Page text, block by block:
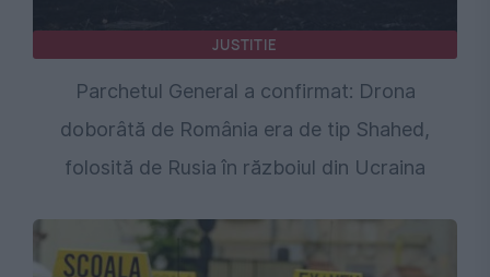
JUSTITIE
Parchetul General a confirmat: Drona
doborâtă de România era de tip Shahed,
folosită de Rusia în războiul din Ucraina